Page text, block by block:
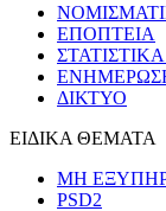
ΕΠΟΠΤΕΙΑ
ΔΙΚΤΥΟ
ΕΙΔΙΚΑ ΘΕΜΑΤΑ
ΜΗ
PSD2